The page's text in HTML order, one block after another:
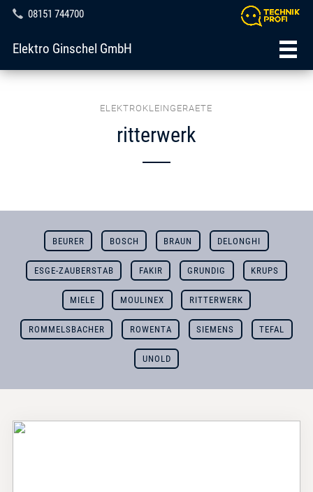
08151 744700
Elektro Ginschel GmbH
ELEKTROKLEINGERAETE
ritterwerk
BEURER BOSCH BRAUN DELONGHI
ESGE-ZAUBERSTAB FAKIR GRUNDIG KRUPS
MIELE MOULINEX RITTERWERK
ROMMELSBACHER ROWENTA SIEMENS TEFAL
UNOLD